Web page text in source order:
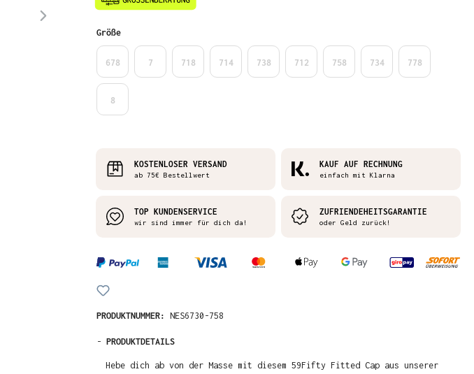
Größeauswählen
678 7 718 714 738 712 758 734 778
8
KOSTENLOSER VERSAND
ab 75€ Bestellwert
KAUF AUF RECHNUNG
einfach mit Klarna
TOP KUNDENSERVICE
wir sind immer für dich da!
ZUFRIENDEHEITSGARANTIE
oder Geld zurück!
PRODUKTNUMMER: NES6730-758
- PRODUKTDETAILS
Hebe dich ab von der Masse mit diesem 59Fifty Fitted Cap aus unserer